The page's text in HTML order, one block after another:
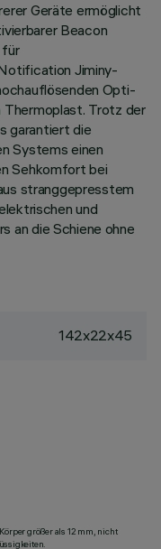
Geräte ermöglicht
Beacon
für
Jiminy-
Opti-
Trotz der
garantiert die
Systems einen
Sehkomfort bei
stranggepresstem
und
an die Schiene ohne
142x22x45
größer als 12 mm, nicht